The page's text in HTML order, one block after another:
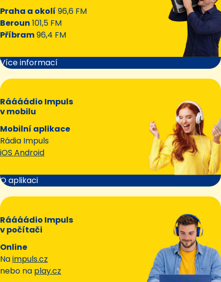
Praha a okolí 96,6 FM
Beroun 101,5 FM
Příbram96,4 FM
Více informací
Ráááádio Impuls
v mobilu
Mobilní aplikace
Rádia Impuls
iOS Android
O aplikaci
Ráááádio Impuls
v počítači
Online
Naimpuls.cz
nebo na play.cz